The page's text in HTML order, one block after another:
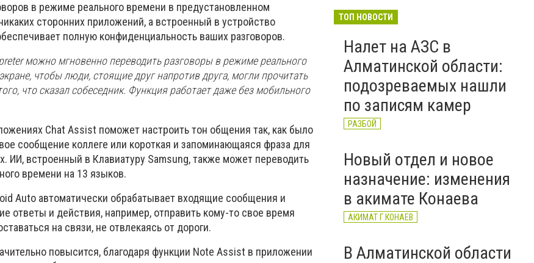
в режиме реального времени в предустановленном
сторонних приложений, а встроенный в устройство
полную конфиденциальность ваших разговоров.
можно мгновенно переводить разговоры в режиме реального
чтобы люди, стоящие друг напротив друга, могли прочитать
что сказал собеседник. Функция работает даже без мобильного
Chat Assist поможет настроить тон общения так, как было
сообщение коллеге или короткая и запоминающаяся фраза для
ИИ, встроенный в Клавиатуру Samsung, также может переводить
времени на 13 языков.
Auto автоматически обрабатывает входящие сообщения и
ответы и действия, например, отправить кому-то свое время
на связи, не отвлекаясь от дороги.
повысится, благодаря функции Note Assist в приложении
сотының төрағасы болып
Роллан Дүйсенбиев
тағайындалды
Состоится финал первого
национального
инженерного чемпионата
Shaiqas-2026
14:03
4 августа
ТОП НОВОСТИ
Налет на АЗС в
Алматинской области:
подозреваемых нашли
по записям камер
РАЗБОЙ
Новый отдел и новое
назначение: изменения
в акимате Конаева
АКИМАТ Г.КОНАЕВ
В Алматинской области